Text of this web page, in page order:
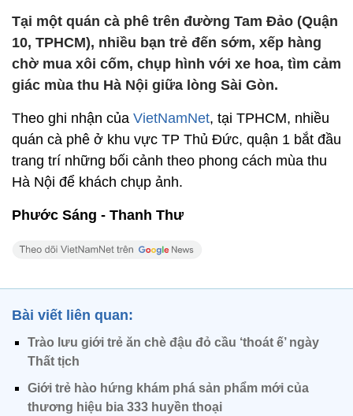
Tại một quán cà phê trên đường Tam Đảo (Quận
10, TPHCM), nhiều bạn trẻ đến sớm, xếp hàng
chờ mua xôi cốm, chụp hình với xe hoa, tìm cảm
giác mùa thu Hà Nội giữa lòng Sài Gòn.
Theo ghi nhận của VietNamNet, tại TPHCM, nhiều
quán cà phê ở khu vực TP Thủ Đức, quận 1 bắt đầu
trang trí những bối cảnh theo phong cách mùa thu
Hà Nội để khách chụp ảnh.
Phước Sáng - Thanh Thư
Bài viết liên quan:
Trào lưu giới trẻ ăn chè đậu đỏ cầu ‘thoát ế’ ngày
Thất tịch
Giới trẻ hào hứng khám phá sản phẩm mới của
thương hiệu bia 333 huyền thoại